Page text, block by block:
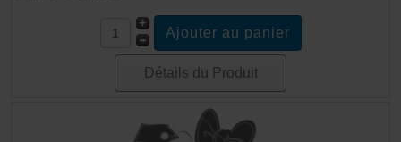
Détails du Produit